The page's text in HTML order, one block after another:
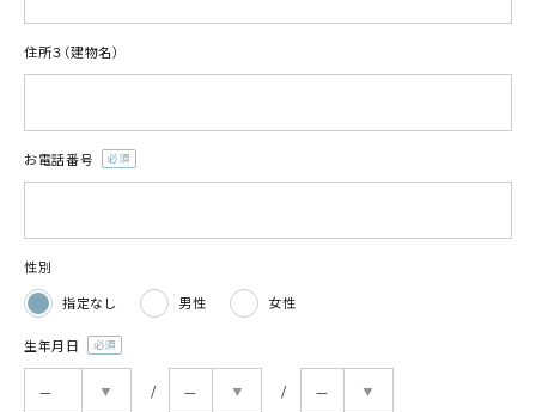
住所３（建物名）
お電話番号
性別
指定なし
男性 女性
生年月日